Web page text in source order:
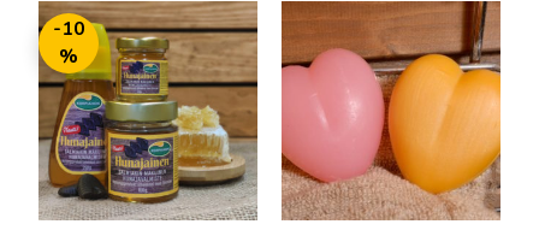
-10
%
Tällä
tuotteella
on
useampi
muunnelma.
Voit
tehdä
valinnat
Tällä
tuotteella
on
useampi
muunnelma.
Voit
tehdä
valinnat